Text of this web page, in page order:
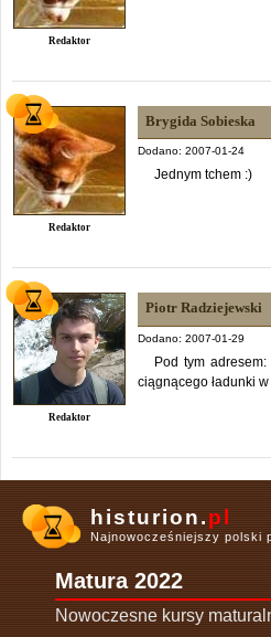
Redaktor
Redaktor
Brygida Sobieska
Dodano: 2007-01-24
Jednym tchem :)
Redaktor
Piotr Radziejewski
Dodano: 2007-01-29
Pod tym
ciągnącego ładunki
histurion.pl
Najnowocześniejszy polski
Matura 2022
Nowoczesne kursy